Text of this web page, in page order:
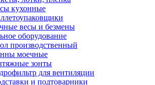
кухонные
весы и безмены
оборудование
производственный
моечные
зонты
для вентиляции
и подтоварники